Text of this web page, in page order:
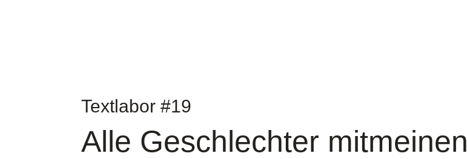
Textlabor #19
Alle Geschlechter mitmeinen